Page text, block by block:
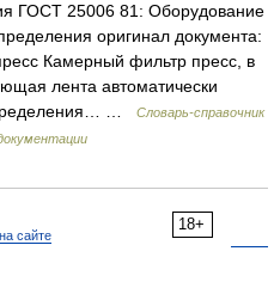
ГОСТ 25006 81: Оборудование
оригинал документа:
Камерный фильтр пресс, в
лента автоматически
…
Словарь-справочник
18+
сайте